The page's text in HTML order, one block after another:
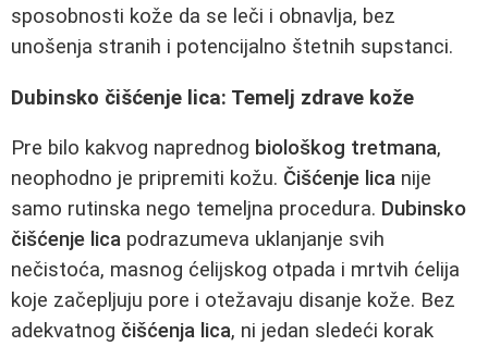
sposobnosti kože da se leči i obnavlja, bez
unošenja stranih i potencijalno štetnih supstanci.
Dubinsko čišćenje lica: Temelj zdrave kože
Pre bilo kakvog naprednog biološkog tretmana,
neophodno je pripremiti kožu. Čišćenje lica nije
samo rutinska nego temeljna procedura. Dubinsko
čišćenje lica podrazumeva uklanjanje svih
nečistoća, masnog ćelijskog otpada i mrtvih ćelija
koje začepljuju pore i otežavaju disanje kože. Bez
adekvatnog čišćenja lica, ni jedan sledeći korak